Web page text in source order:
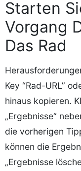
Starten
Vorgang
Das Rad
Key “Rad-URL”
hinaus kopieren.
„Ergebnisse“
die vorherigen
können die
„Ergebnisse